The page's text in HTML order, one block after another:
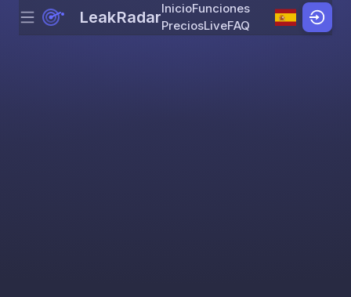
Skip to content
Menu LeakRadarInicioFunciones
PreciosLiveFAQ